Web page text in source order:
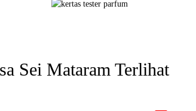
Sei Mataram Terlihat